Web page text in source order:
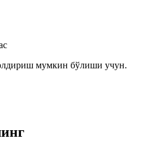
мумкин бўлиши учун.